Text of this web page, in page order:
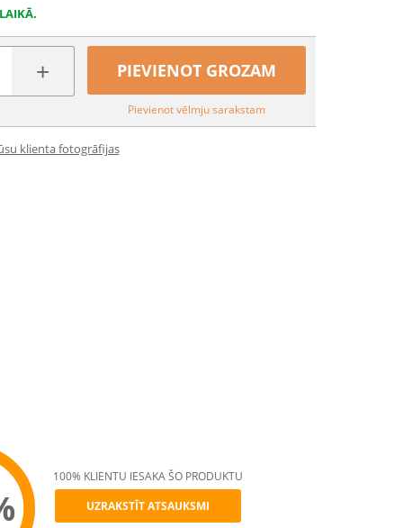
+ PIEVIENOT GROZAM
Pievienot vēlmju sarakstam
klienta fotogrāfijas
100% KLIENTU IESAKA ŠO PRODUKTU
UZRAKSTĪT ATSAUKSMI